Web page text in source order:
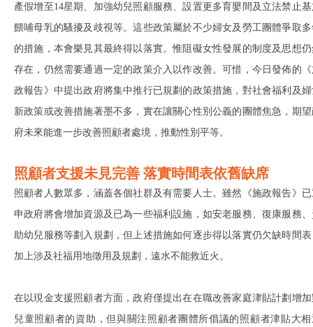
產假增至14星期、加強幼兒照顧服務、設置更多育嬰間及立法禁止
餵哺母乳的騷擾及歧視等。這些政策屬於不少婦女及勞工團體爭取
的措施，本會樂見其最終得以落實。惟阻礙女性發展的制度及思想
存在，仍然需要通過一定的政策介入以作改善。可惜，今日發佈的
政報告》中提出政府將集中推行已規劃的政策措施，對社會福利及
新政策或改善措施著墨不多，實在讓關心性別公義的團體焦急，期
府未來能進一步改善照顧者處境，推動性別平等。
照顧者支援未見完善 落實時間表依舊缺席
照顧者人數眾多，涵蓋各個社群及有需要人士。雖然《施政報告》
申政府將會增加資源及已為一些福利設施，如安老服務、復康服務
助幼兒服務等劃入規劃，但上述措施如何逐步得以落實仍欠缺時間
加上涉及社福用地徵用及規劃，遠水不能救近火。
在以現金支援照顧者方面，政府僅提出在在職改善家庭津貼計劃增
兒童照顧者的資助，但與關注照顧者團體所倡議的照顧者津貼大相